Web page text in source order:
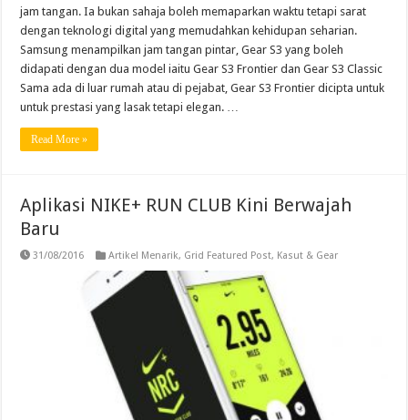
jam tangan. Ia bukan sahaja boleh memaparkan waktu tetapi sarat
dengan teknologi digital yang memudahkan kehidupan seharian.
Samsung menampilkan jam tangan pintar, Gear S3 yang boleh
didapati dengan dua model iaitu Gear S3 Frontier dan Gear S3 Classic
Sama ada di luar rumah atau di pejabat, Gear S3 Frontier dicipta untuk
untuk prestasi yang lasak tetapi elegan. …
Read More »
Aplikasi NIKE+ RUN CLUB Kini Berwajah
Baru
31/08/2016 Artikel Menarik, Grid Featured Post, Kasut & Gear